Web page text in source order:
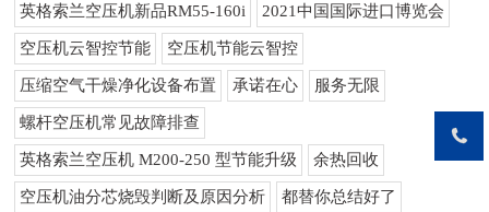
英格索兰空压机新品RM55-160i 2021中国国际进口博览会
空压机云智控节能 空压机节能云智控
压缩空气干燥净化设备布置 承诺在心 服务无限
螺杆空压机常见故障排查
英格索兰空压机 M200-250 型节能升级 余热回收
空压机油分芯烧毁判断及原因分析 都替你总结好了